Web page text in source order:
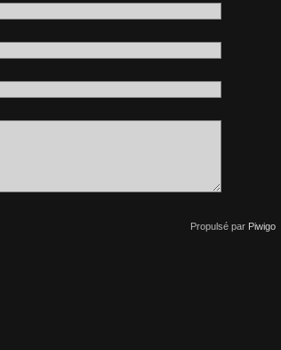
Propulsé par Piwigo